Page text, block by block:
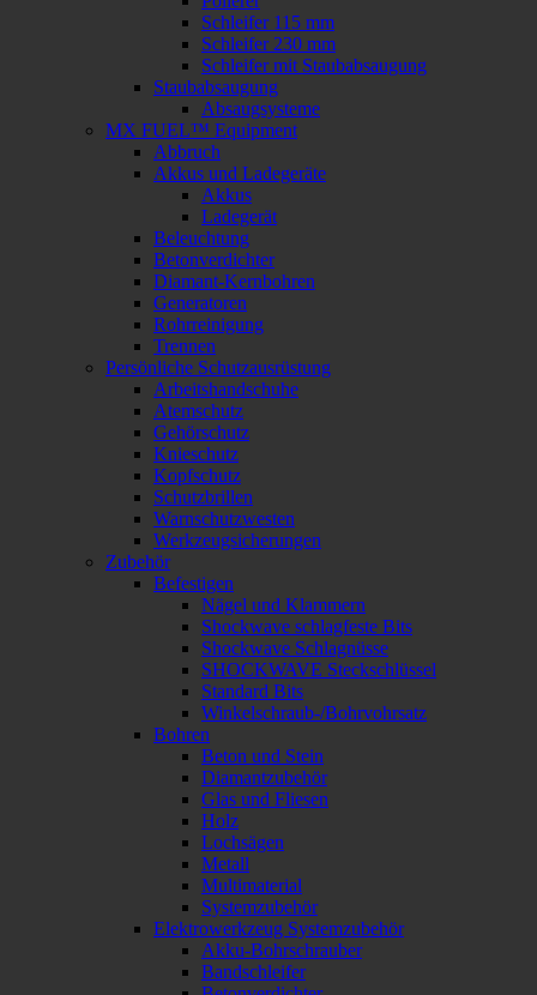
Schleifer 115 mm
Schleifer 230 mm
Schleifer mit Staubabsaugung
Staubabsaugung
Absaugsysteme
MX FUEL™ Equipment
Abbruch
Akkus und Ladegeräte
Akkus
Ladegerät
Beleuchtung
Betonverdichter
Diamant-Kernbohren
Generatoren
Rohrreinigung
Trennen
Persönliche Schutzausrüstung
Arbeitshandschuhe
Atemschutz
Gehörschutz
Knieschutz
Kopfschutz
Schutzbrillen
Warnschutzwesten
Werkzeugsicherungen
Zubehör
Befestigen
Nägel und Klammern
Shockwave schlagfeste Bits
Shockwave Schlagnüsse
SHOCKWAVE Steckschlüssel
Standard Bits
Winkelschraub-/Bohrvohrsatz
Bohren
Beton und Stein
Diamantzubehör
Glas und Fliesen
Holz
Lochsägen
Metall
Multimaterial
Systemzubehör
Elektrowerkzeug Systemzubehör
Akku-Bohrschrauber
Bandschleifer